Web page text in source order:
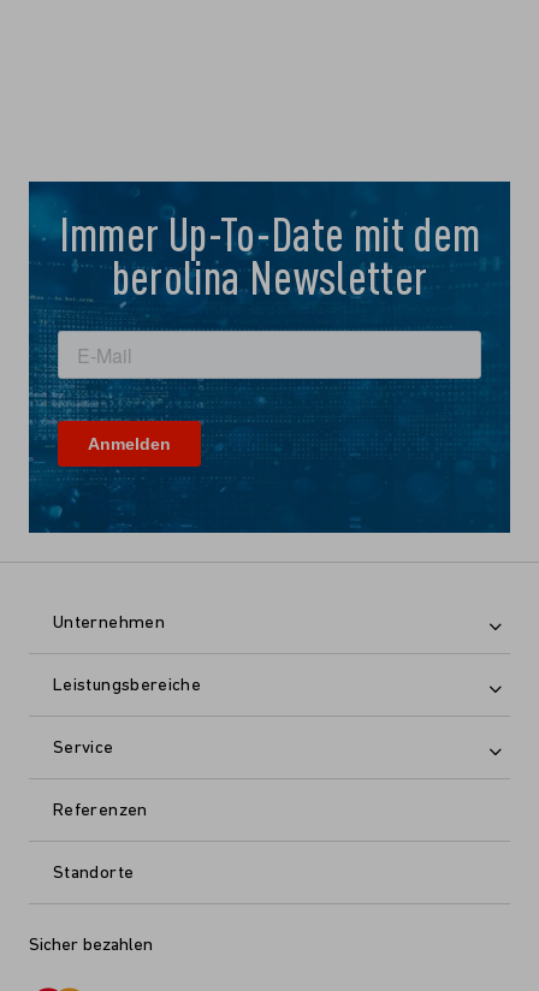
Immer Up-To-Date mit dem
berolina Newsletter
Unternehmen
Leistungsbereiche
Service
Referenzen
Standorte
Sicher bezahlen